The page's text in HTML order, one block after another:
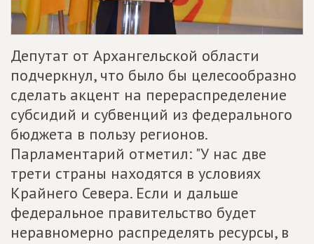
Депутат от Архангельской области
подчеркнул, что было бы целесообразно
сделать акцент на перераспределение
субсидий и субвенций из федерального
бюджета в пользу регионов.
Парламентарий отметил: "У нас две
трети страны находятся в условиях
Крайнего Севера. Если и дальше
федеральное правительство будет
неравномерно распределять ресурсы, в